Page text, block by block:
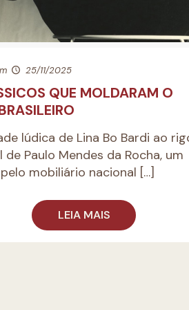
25/11/2025
QUE MOLDARAM O
lúdica de Lina Bo Bardi ao
Paulo Mendes da Rocha, um
mobiliário nacional […]
LEIA MAIS